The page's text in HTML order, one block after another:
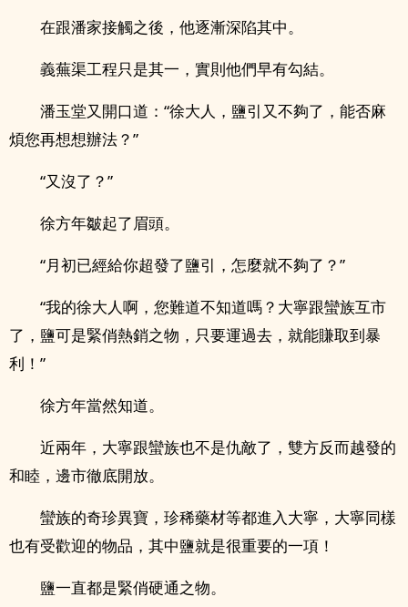
在跟潘家接觸之後，他逐漸深陷其中。
義蕪渠工程只是其一，實則他們早有勾結。
潘玉堂又開口道：“徐大人，鹽引又不夠了，能否麻
煩您再想想辦法？”
“又沒了？”
徐方年皺起了眉頭。
“月初已經給你超發了鹽引，怎麼就不夠了？”
“我的徐大人啊，您難道不知道嗎？大寧跟蠻族互市
了，鹽可是緊俏熱銷之物，只要運過去，就能賺取到暴
利！”
徐方年當然知道。
近兩年，大寧跟蠻族也不是仇敵了，雙方反而越發的
和睦，邊市徹底開放。
蠻族的奇珍異寶，珍稀藥材等都進入大寧，大寧同樣
也有受歡迎的物品，其中鹽就是很重要的一項！
鹽一直都是緊俏硬通之物。